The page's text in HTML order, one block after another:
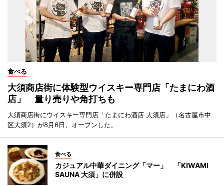
食べる
大須商店街に体験型ウイスキー専門店「たまにわ酒
店」 量り売りや角打ちも
大須商店街にウイスキー専門店「たまにわ酒店 大須店」（名古屋市中
区大須2）が8月6日、オープンした。
食べる
カジュアル中華ダイニング「マー」 「KIWAMI
SAUNA 大須」に併設